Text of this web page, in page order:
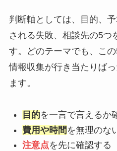
判断軸としては、目的、
される失敗、相談先の5つ
す。どのテーマでも、こ
情報収集が行き当たりば
ます。
目的を一言で言えるか
費用や時間 を無理のな
注意点を先に確認する